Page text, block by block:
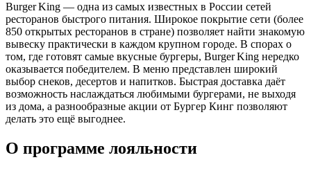
Burger King — одна из самых известных в России сетей
ресторанов быстрого питания. Широкое покрытие сети (более
850 открытых ресторанов в стране) позволяет найти знакомую
вывеску практически в каждом крупном городе. В спорах о
том, где готовят самые вкусные бургеры, Burger King нередко
оказывается победителем. В меню представлен широкий
выбор снеков, десертов и напитков. Быстрая доставка даёт
возможность наслаждаться любимыми бургерами, не выходя
из дома, а разнообразные акции от Бургер Кинг позволяют
делать это ещё выгоднее.
О программе лояльности